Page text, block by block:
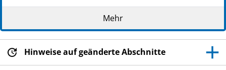
Lesen Sie die gesamte Packungsbeilage sorgfältig
durch, bevor Sie mit der Anwendung dieses
Arzneimittels beginnen, denn sie enthält wichtige
Informationen.
Heben Sie die Packungsbeilage auf. Vielleicht
Mehr
Hinweise auf geänderte Abschnitte